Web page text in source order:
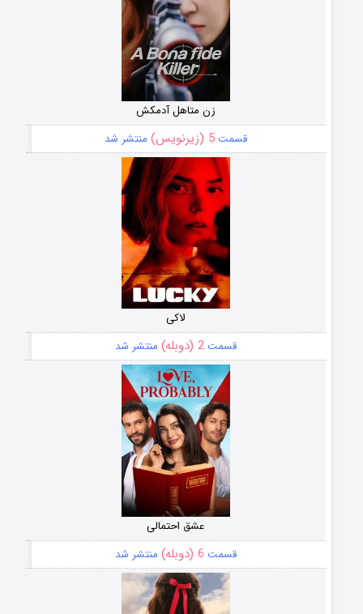
زن متاهل آدمکش
قسمت5 (زیرنویس) منتشر شد
لاکی
قسمت2 (دوبله) منتشر شد
عشق احتمالی
قسمت 6 (دوبله) منتشر شد